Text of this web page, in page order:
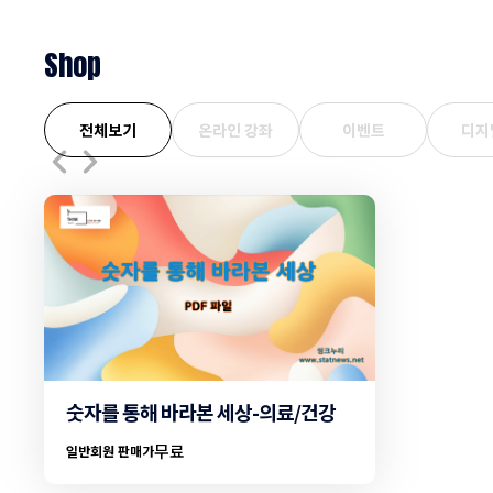
Shop
전체보기 온라인 강좌 이벤트 디
숫자를 통해 바라본 세상-의료/건강
일반회원 판매가무료